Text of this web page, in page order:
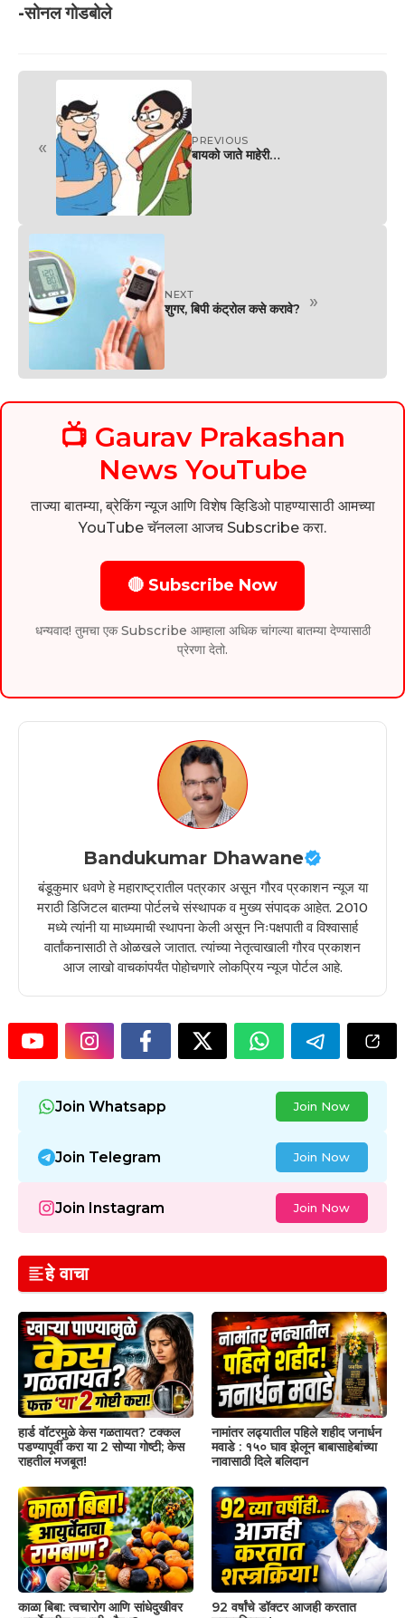
-सोनल गोडबोले
« PREVIOUS
बायको जाते माहेरी…
NEXT
शुगर, बिपी कंट्रोल कसे करावे? »
📺 Gaurav Prakashan
News YouTube
ताज्या बातम्या, ब्रेकिंग न्यूज आणि विशेष व्हिडिओ पाहण्यासाठी आमच्या
YouTube चॅनलला आजच Subscribe करा.
🔴 Subscribe Now
धन्यवाद! तुमचा एक Subscribe आम्हाला अधिक चांगल्या बातम्या देण्यासाठी
प्रेरणा देतो.
Bandukumar Dhawane
बंडूकुमार धवणे हे महाराष्ट्रातील पत्रकार असून गौरव प्रकाशन न्यूज या
मराठी डिजिटल बातम्या पोर्टलचे संस्थापक व मुख्य संपादक आहेत. 2010
मध्ये त्यांनी या माध्यमाची स्थापना केली असून निःपक्षपाती व विश्वासार्ह
वार्तांकनासाठी ते ओळखले जातात. त्यांच्या नेतृत्वाखाली गौरव प्रकाशन
आज लाखो वाचकांपर्यंत पोहोचणारे लोकप्रिय न्यूज पोर्टल आहे.
Join Whatsapp Join Now
Join Telegram Join Now
Join Instagram Join Now
हे वाचा
हार्ड वॉटरमुळे केस गळतायत? टक्कल
पडण्यापूर्वी करा या 2 सोप्या गोष्टी; केस
राहतील मजबूत!
नामांतर लढ्यातील पहिले शहीद जनार्धन
मवाडे : १५० घाव झेलून बाबासाहेबांच्या
नावासाठी दिले बलिदान
काळा बिबा: त्वचारोग आणि सांधेदुखीवर
92 वर्षांचे डॉक्टर आजही करतात